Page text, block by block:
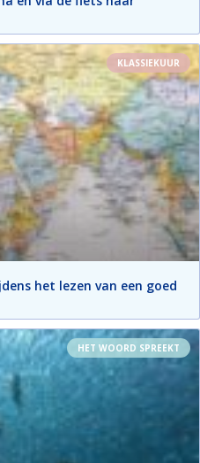
KLASSIEKUUR
het lezen van een goed
HET WOORD SPREEKT